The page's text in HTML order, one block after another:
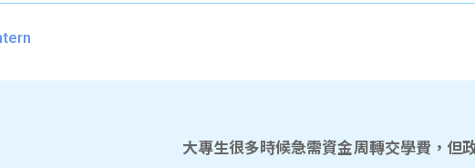
大專生很多時候急需資金周轉交學費，但